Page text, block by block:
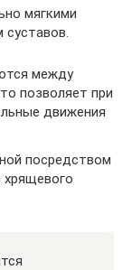
мягкими
между
позволяет при
движения
посредством